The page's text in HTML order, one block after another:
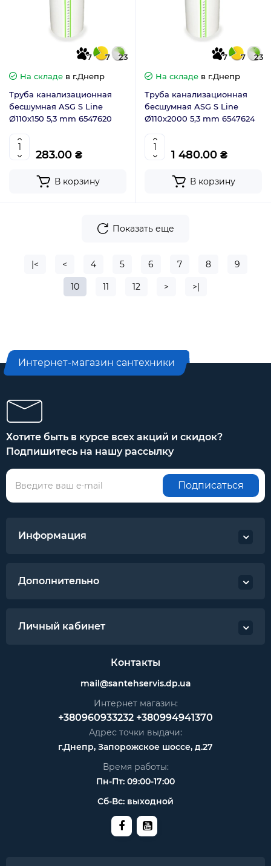
7 7
23
На складе в г.Днепр
Труба канализационная
бесшумная ASG S Line
Ø110x150 5,3 mm 6547620
283.00 ₴
В корзину
7 7
23
На складе в г.Днепр
Труба канализационная
бесшумная ASG S Line
Ø110x2000 5,3 mm 6547624
1 480.00 ₴
В корзину
Показать еще
|< < 4 5 6 7 8 9
10 11 12 > >|
Интернет-магазин сантехники
Хотите быть в курсе всех акций и скидок?
Подпишитесь на нашу рассылку
Подписаться
Информация
Дополнительно
Личный кабинет
Контакты
mail@santehservis.dp.ua
Интернет магазин:
+380960933232 +380994941370
Адрес точки выдачи:
г.Днепр, Запорожское шоссе, д.27
Время работы:
Пн-Пт: 09:00-17:00
Сб-Вс: выходной